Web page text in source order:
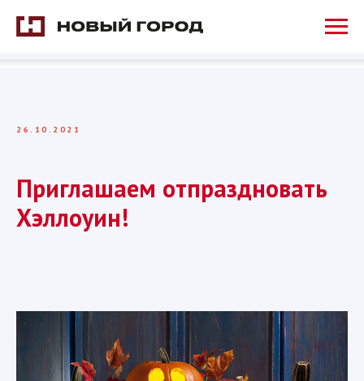
26.10.2021
Приглашаем отпраздновать
Хэллоуин!